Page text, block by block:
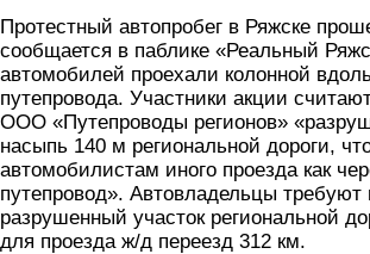
Протестный автопробег в Ряжске
сообщается в паблике «Реальный
автомобилей проехали колонной
путепровода. Участники акции
ООО «Путепроводы регионов»
насыпь 140 м региональной дороги,
автомобилистам иного проезда как
путепровод». Автовладельцы требуют
разрушенный участок региональной
для проезда ж/д переезд 312 км.